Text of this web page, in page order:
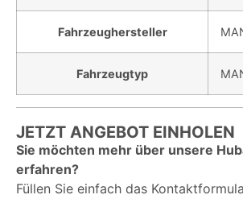
Fahrzeughersteller
Fahrzeugtyp
JETZT ANGEBOT EINHOLEN
Sie möchten mehr über unsere
erfahren?
Füllen Sie einfach das